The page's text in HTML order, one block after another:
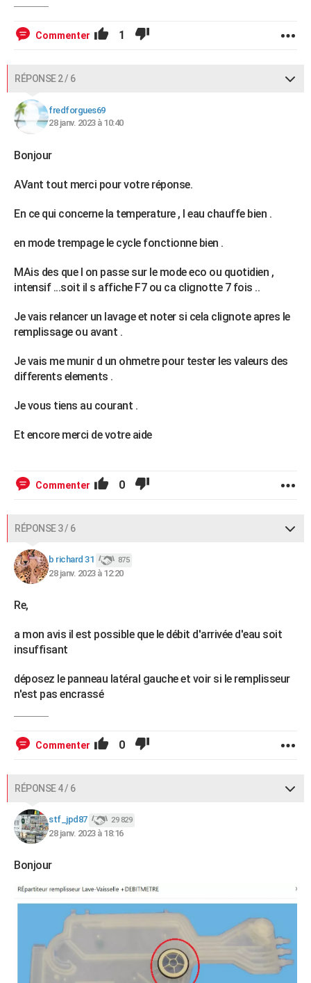
Commenter 1
RÉPONSE 2 / 6
fredforgues69
28 janv. 2023 à 10:40
Bonjour
AVant tout merci pour votre réponse.
En ce qui concerne la temperature , l eau chauffe bien .
en mode trempage le cycle fonctionne bien .
MAis des que l on passe sur le mode eco ou quotidien ,
intensif ...soit il s affiche F7 ou ca clignotte 7 fois ..
Je vais relancer un lavage et noter si cela clignote apres le
remplissage ou avant .
Je vais me munir d un ohmetre pour tester les valeurs des
differents elements .
Je vous tiens au courant .
Et encore merci de votre aide
Commenter 0
RÉPONSE 3 / 6
b richard 31 875
28 janv. 2023 à 12:20
Re,
a mon avis il est possible que le débit d'arrivée d'eau soit
insuffisant
déposez le panneau latéral gauche et voir si le remplisseur
n'est pas encrassé
Commenter 0
RÉPONSE 4 / 6
stf_jpd87 29 829
28 janv. 2023 à 18:16
Bonjour